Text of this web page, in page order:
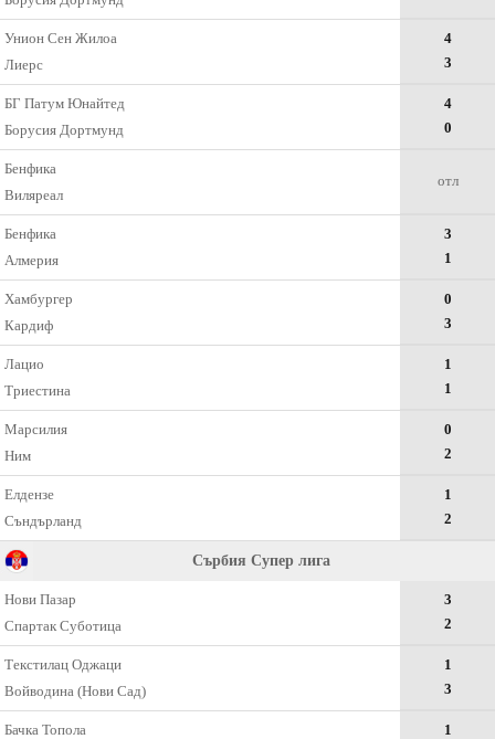
Унион Сен Жилоа
Лиерс
4
3
БГ Патум Юнайтед
Борусия Дортмунд
4
0
Бенфика
Виляреал
отл
Бенфика
Алмерия
3
1
Хамбургер
Кардиф
0
3
Лацио
Триестина
1
1
Марсилия
Ним
0
2
Елдензе
Съндърланд
1
2
Сърбия Супер лига
Нови Пазар
Спартак Суботица
3
2
Текстилац Оджаци
Войводина (Нови Сад)
1
3
Бачка Топола
1